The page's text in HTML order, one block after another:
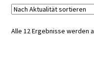
Alle 12 Ergebnisse werden